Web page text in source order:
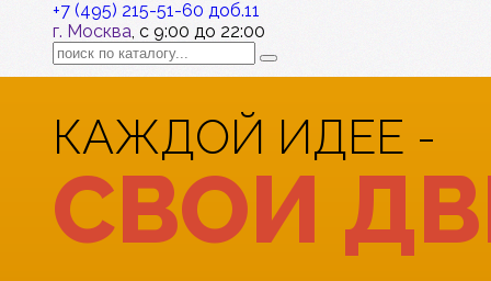
+7 (495) 215-51-60 доб.11
г. Москва, с 9:00 до 22:00
КАЖДОЙ ИДЕЕ -
СВОИ